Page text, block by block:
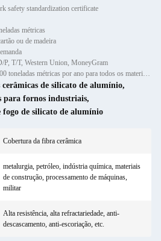
safety standardization certificate
métricas
ou de madeira
P, T/T, Western Union, MoneyGram
Habilidade da fonte: mais de 120.000 toneladas métricas por ano para todos os materiais refratários, tais como caixotes,
de silicato de alumínio,
para fornos industriais,
fogo de silicato de alumínio
Cobertura da fibra cerâmica
metalurgia, petróleo, indústria química, materiais
de construção, processamento de máquinas,
militar
Alta resistência, alta refractariedade, anti-
descascamento, anti-escoriação, etc.